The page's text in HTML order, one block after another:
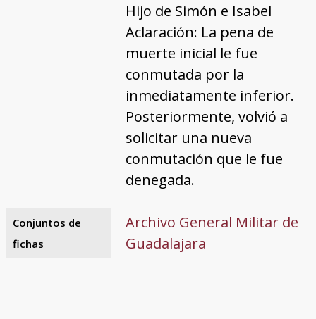
Hijo de Simón e Isabel
Aclaración: La pena de
muerte inicial le fue
conmutada por la
inmediatamente inferior.
Posteriormente, volvió a
solicitar una nueva
conmutación que le fue
denegada.
Conjuntos de
fichas
Archivo General Militar de
Guadalajara